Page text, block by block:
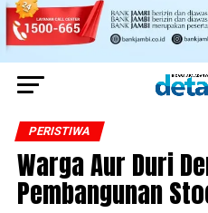
PERISTIWA
Warga Aur Duri
Pembangunan